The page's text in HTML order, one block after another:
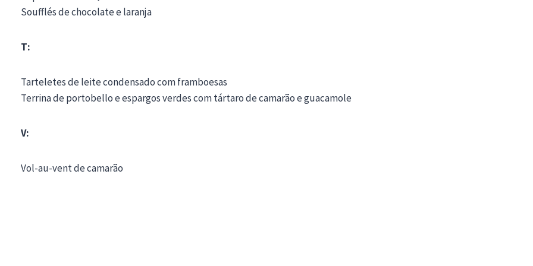
Soufflés de chocolate e laranja
T:
Tarteletes de leite condensado com framboesas
Terrina de portobello e espargos verdes com tártaro de camarão e guacamole
V:
Vol-au-vent de camarão